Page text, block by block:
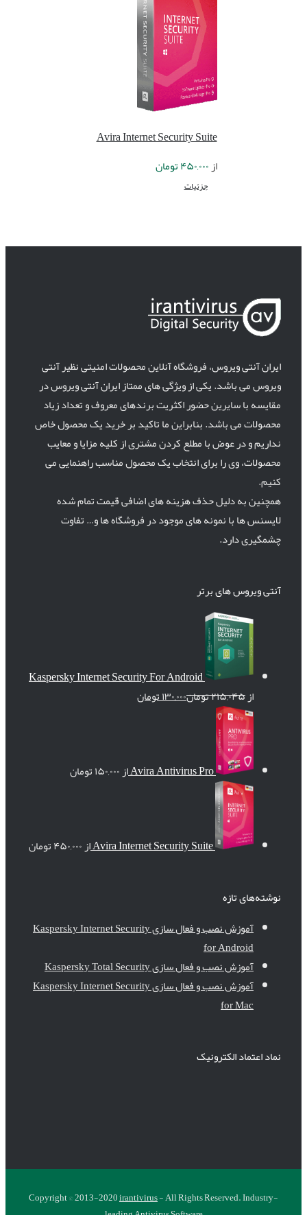
Avira Internet Security Suite
از۴۵۰,۰۰۰تومان
جزئیات
ایران آنتی ویروس، فروشگاه آنلاین محصولات امنیتی نظیر آنتی
ویروس می باشد. یکی از ویژگی های ممتاز ایران آنتی ویروس در
مقایسه با سایرین حضور اکثریت برندهای معروف و تعداد زیاد
محصولات می باشد. بنابراین ما تاکید بر خرید یک محصول خاص
نداریم و در عوض با مطلع کردن مشتری از کلیه مزایا و معایب
محصولات، وی را برای انتخاب یک محصول مناسب راهنمایی می
کنیم.
همچنین به دلیل حذف هزینه های اضافی قیمت تمام شده
لایسنس ها با نمونه های موجود در فروشگاه ها و… تفاوت
چشمگیری دارد.
آنتی ویروس های برتر
Kaspersky Internet Security For Android
از۲۱۵,۰۴۵تومان۱۳۰,۰۰۰تومان
Avira Antivirus Proاز۱۵۰,۰۰۰تومان
Avira Internet Security Suiteاز۴۵۰,۰۰۰تومان
نوشته‌های تازه
آموزش نصب و فعال سازی Kaspersky Internet Security
for Android
آموزش نصب و فعال سازی Kaspersky Total Security
آموزش نصب و فعال سازی Kaspersky Internet Security
for Mac
نماد اعتماد الکترونیک
Copyright © 2013-2020irantivirus- All Rights Reserved. Industry-